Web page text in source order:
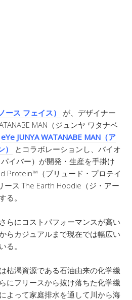
ース フェイス）
が、デザイナー
MAN（ジュンヤ ワタナベ
eYe JUNYA WATANABE MAN（ア
とコラボレーションし、バイオ
イバー）が開発・生産を手掛け
Protein™（ブリュード・プロテイ
ース The Earth Hoodie（ジ・アー
る。
らにコストパフォーマンスが高い
らカジュアルまで現在では幅広い
る。
枯渇資源である石油由来の化学繊
にフリースから抜け落ちた化学繊
よって家庭排水を通して川から海